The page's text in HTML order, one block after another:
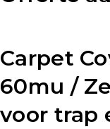
Carpet
60mu /
voor trap